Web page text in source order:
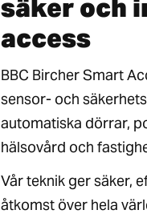
säker och
access
BBC Bircher Smart
sensor- och
automatiska dörrar,
hälsovård och
Vår teknik ger säker,
åtkomst över hela